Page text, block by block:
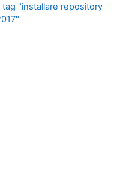
"installare repository